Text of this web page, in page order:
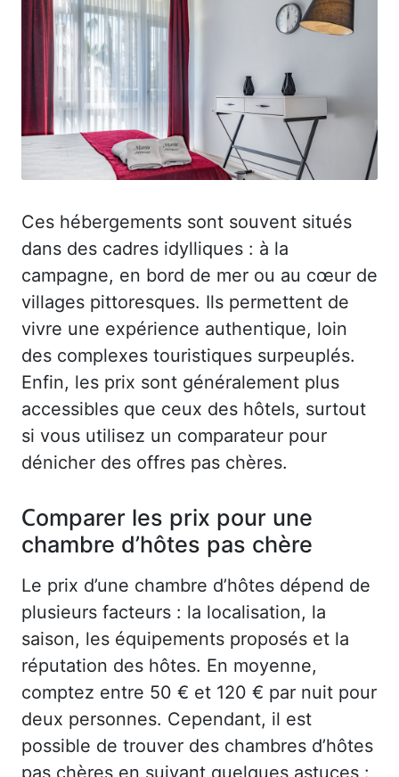
Ces hébergements sont souvent situés
dans des cadres idylliques : à la
campagne, en bord de mer ou au cœur de
villages pittoresques. Ils permettent de
vivre une expérience authentique, loin
des complexes touristiques surpeuplés.
Enfin, les prix sont généralement plus
accessibles que ceux des hôtels, surtout
si vous utilisez un comparateur pour
dénicher des offres pas chères.
Comparer les prix pour une
chambre d’hôtes pas chère
Le prix d’une chambre d’hôtes dépend de
plusieurs facteurs : la localisation, la
saison, les équipements proposés et la
réputation des hôtes. En moyenne,
comptez entre 50 € et 120 € par nuit pour
deux personnes. Cependant, il est
possible de trouver des chambres d’hôtes
pas chères en suivant quelques astuces :